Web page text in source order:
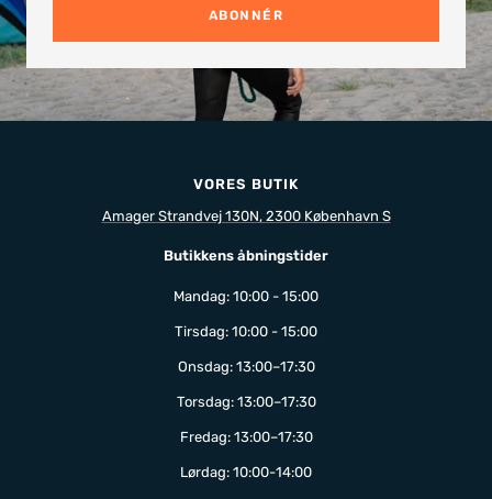
ABONNÉR
VORES BUTIK
Amager Strandvej 130N, 2300 København S
Butikkens åbningstider
Mandag: 10:00 - 15:00
Tirsdag: 10:00 - 15:00
Onsdag: 13:00–17:30
Torsdag: 13:00–17:30
Fredag: 13:00–17:30
Lørdag: 10:00-14:00